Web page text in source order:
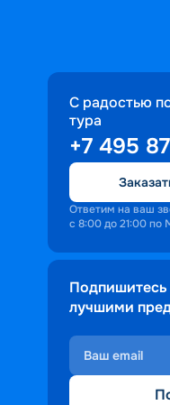
С радостью
тура
+7 495
Ответим на ваш
с 8:00 до 21:00 по
Подпишитесь
лучшими